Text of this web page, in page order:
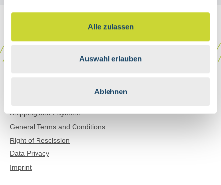
Alle zulassen
Auswahl erlauben
Ablehnen
Shipping and Payment
General Terms and Conditions
Right of Rescission
Data Privacy
Imprint